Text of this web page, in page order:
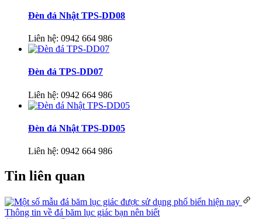
Đèn đá Nhật TPS-DD08
Liên hệ: 0942 664 986
Đèn đá TPS-DD07
Liên hệ: 0942 664 986
Đèn đá Nhật TPS-DD05
Liên hệ: 0942 664 986
Tin liên quan
Thông tin về đá băm lục giác bạn nên biết